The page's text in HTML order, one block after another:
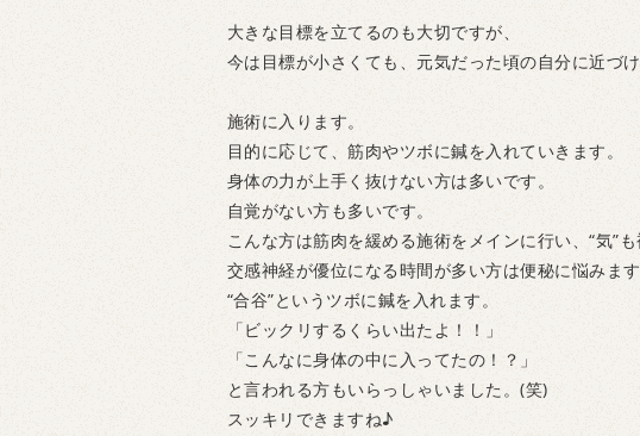
大きな目標を立てるのも大切ですが、
今は目標が小さくても、元気だった頃の自分に近づ
施術に入ります。
目的に応じて、筋肉やツボに鍼を入れていきます。
身体の力が上手く抜けない方は多いです。
自覚がない方も多いです。
こんな方は筋肉を緩める施術をメインに行い、“気”も
交感神経が優位になる時間が多い方は便秘に悩みます
“合谷”というツボに鍼を入れます。
「ビックリするくらい出たよ！！」
「こんなに身体の中に入ってたの！？」
と言われる方もいらっしゃいました。(笑)
スッキリできますね♪